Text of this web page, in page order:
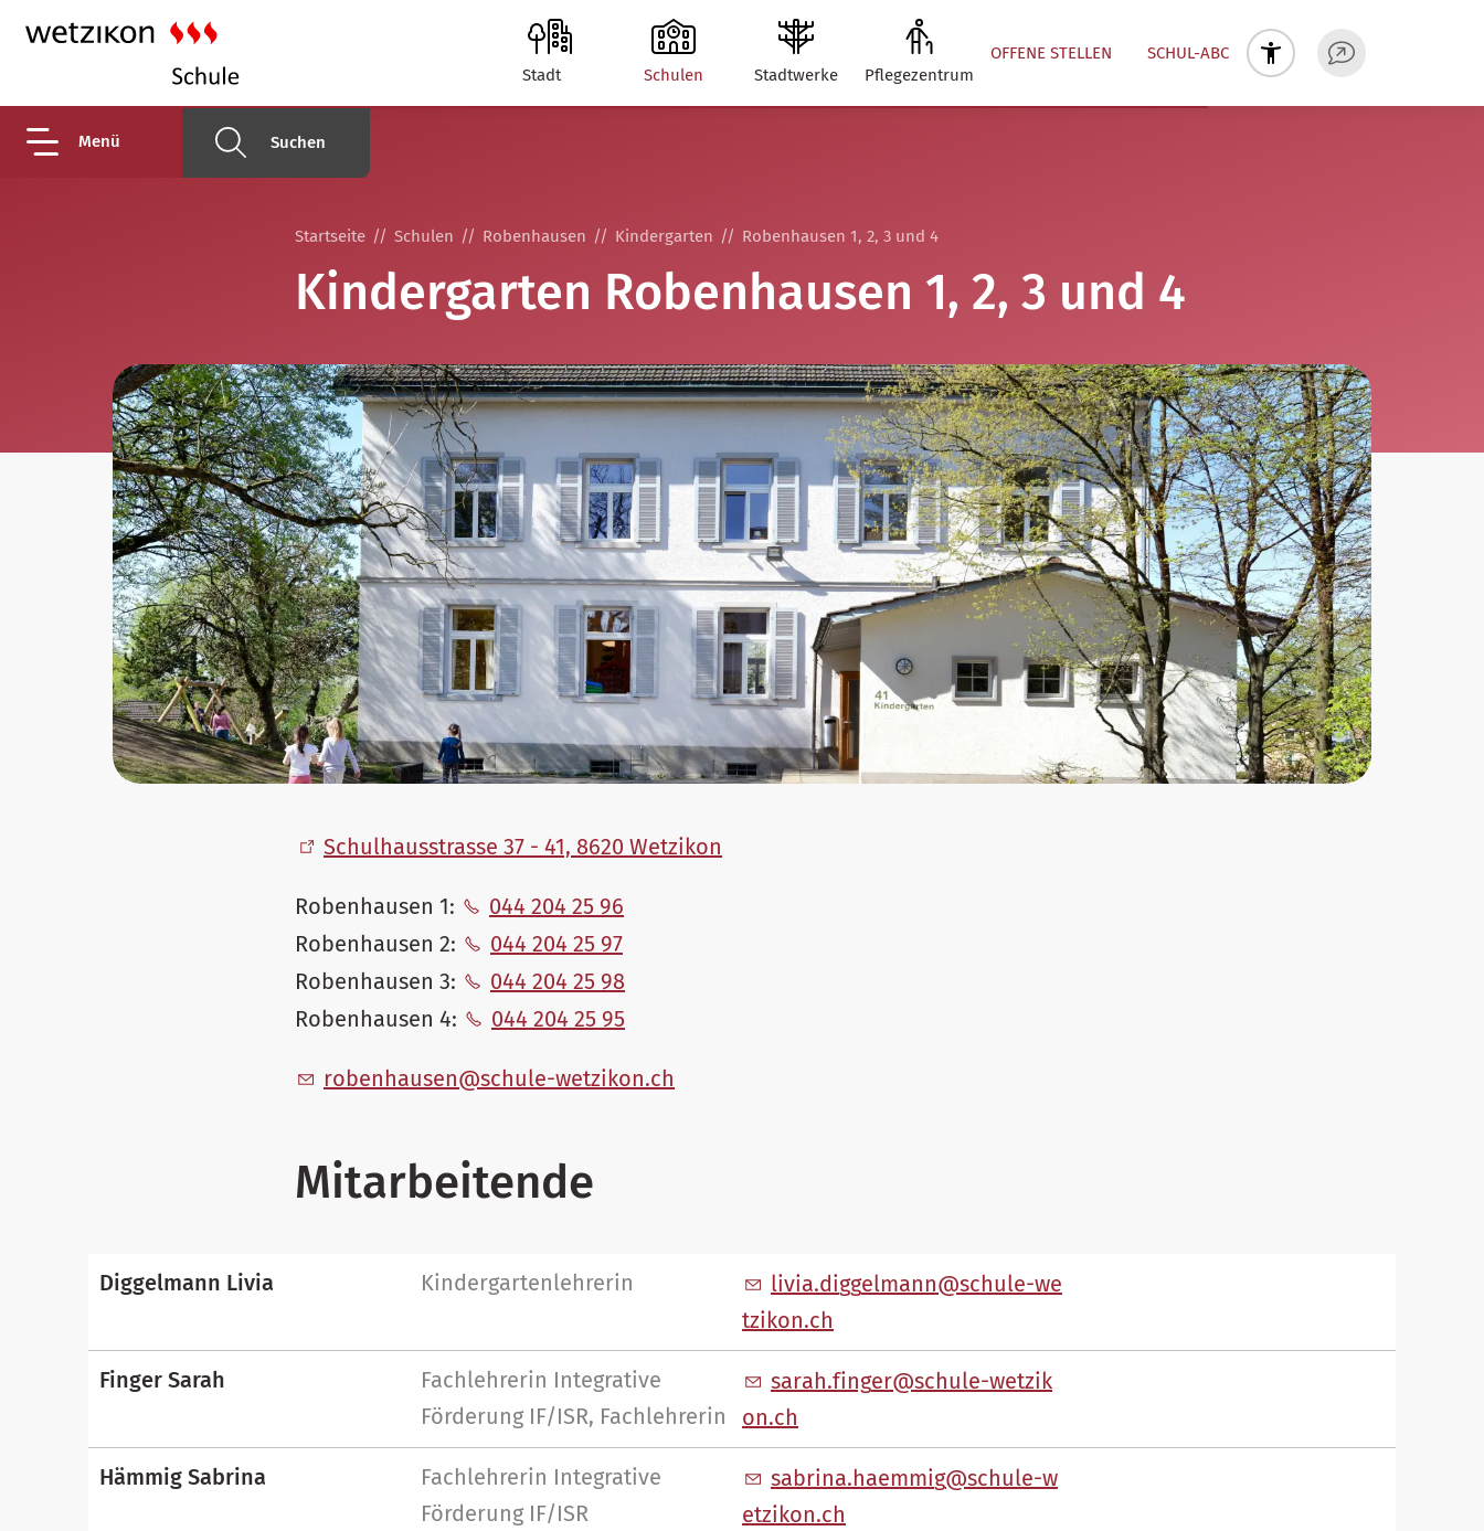
Menü Suchen
OFFENE STELLEN
SCHUL-ABC
Stadt
Schulen Stadtwerke Pflegezentrum
Startseite Schulen Robenhausen Kindergarten Robenhausen 1, 2, 3 und 4
Kindergarten Robenhausen 1, 2, 3 und 4
Schulhausstrasse 37 - 41, 8620 Wetzikon
Robenhausen 1:
044 204 25 96
Robenhausen 2:
044 204 25 97
Robenhausen 3:
044 204 25 98
Robenhausen 4:
044 204 25 95
r b nh s n sch l -w tz k n ch
Mitarbeitende
Diggelmann Livia Kindergartenlehrerin l v d gg lm nn sch l -w
tz k n ch
Finger Sarah
Fachlehrerin Integrative
Förderung IF/ISR, Fachlehrerin
s r h f ng r sch l -w tz k
n ch
Hämmig Sabrina
Fachlehrerin Integrative
Förderung IF/ISR
s br n h mm g sch l -w
tz k n ch